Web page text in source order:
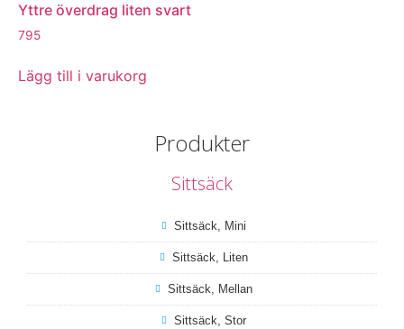
Produkter
Sittsäck
Sittsäck, Mini
Sittsäck, Liten
Sittsäck, Mellan
Sittsäck, Stor
Yttre överdrag liten svart
795
Lägg till i varukorg